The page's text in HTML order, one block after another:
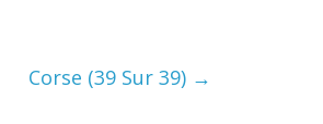
Corse (39 Sur 39) →